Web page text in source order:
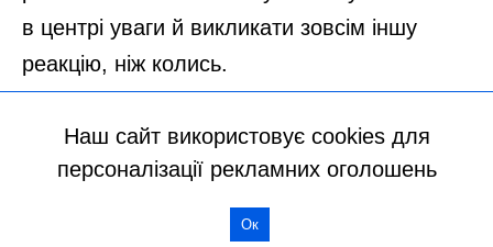
Наш сайт використовує cookies для
персоналізації рекламних оголошень
Ок